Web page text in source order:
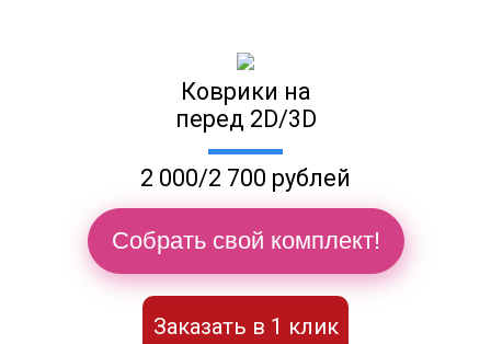
Коврики на
перед 2D/3D
2 000/2 700 рублей
Собрать свой комплект!
Заказать в 1 клик